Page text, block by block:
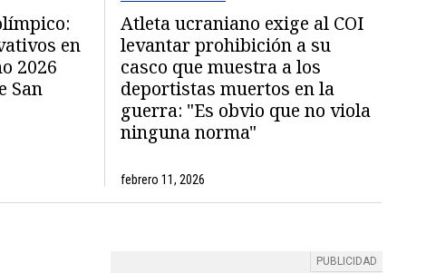
en
2026
San
Atleta ucraniano exige al COI
levantar prohibición a su
casco que muestra a los
deportistas muertos en la
guerra: "Es obvio que no viola
ninguna norma"
febrero 11, 2026